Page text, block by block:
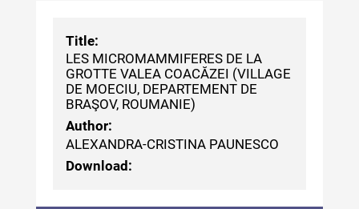
Muzeului de Istorie a Moldovei -
XXIV / 2018
Buletinul ”Ioan Neculce” al
Muzeului de Istorie a Moldovei -
XXIII / 2017
Buletinul ”Ioan Neculce” al
Muzeului de Istorie a Moldovei -
Title:
LES MICROMAMMIFERES DE LA
GROTTE VALEA COACĂZEI (VILLAGE
DE MOECIU, DEPARTEMENT DE
BRAŞOV, ROUMANIE)
Author:
ALEXANDRA-CRISTINA PAUNESCO
Download: